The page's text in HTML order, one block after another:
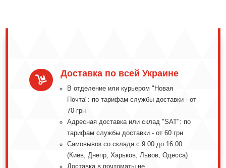

Доставка по всей Украине
В отделение или курьером "Новая
Почта": по тарифам службы доставки - от
70 грн
Адресная доставка или склад "SAT": по
тарифам службы доставки - от 60 грн
Самовывоз со склада с 9:00 до 16:00
(Киев, Днепр, Харьков, Львов, Одесса)